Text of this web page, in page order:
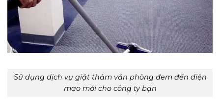
Sử dụng dịch vụ giặt thảm văn phòng đem đến diện
mạo mới cho công ty bạn